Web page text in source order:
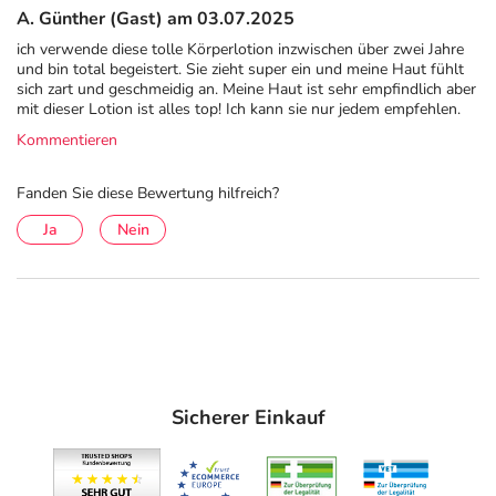
A. Günther (Gast) am 03.07.2025
ich verwende diese tolle Körperlotion inzwischen über zwei Jahre
und bin total begeistert. Sie zieht super ein und meine Haut fühlt
sich zart und geschmeidig an. Meine Haut ist sehr empfindlich aber
mit dieser Lotion ist alles top! Ich kann sie nur jedem empfehlen.
Kommentieren
Fanden Sie diese Bewertung hilfreich?
Ja
Nein
Sicherer Einkauf